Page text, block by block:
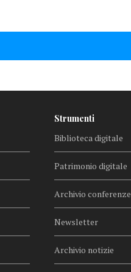
Strumenti
Biblioteca digitale
Patrimonio digitale
Archivio conferenze
Newsletter
Archivio notizie